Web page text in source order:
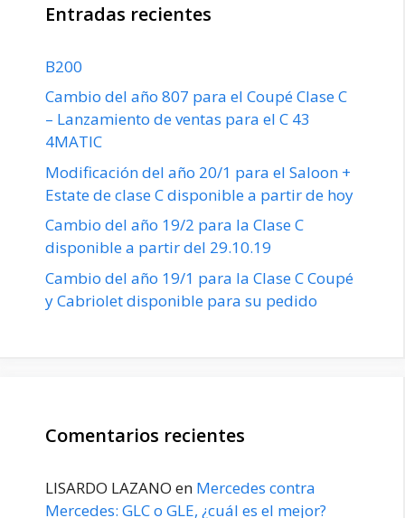
Entradas recientes
B200
Cambio del año 807 para el Coupé Clase C
– Lanzamiento de ventas para el C 43
4MATIC
Modificación del año 20/1 para el Saloon +
Estate de clase C disponible a partir de hoy
Cambio del año 19/2 para la Clase C
disponible a partir del 29.10.19
Cambio del año 19/1 para la Clase C Coupé
y Cabriolet disponible para su pedido
Comentarios recientes
LISARDO LAZANO en Mercedes contra
Mercedes: GLC o GLE, ¿cuál es el mejor?